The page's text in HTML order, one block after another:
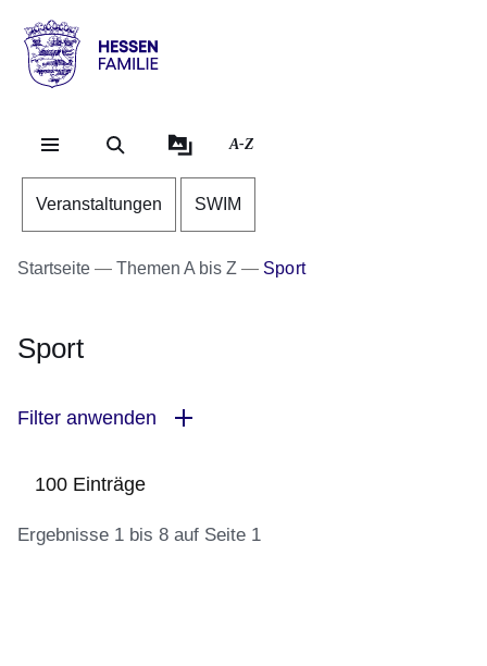
Hessen
Familie
A-Z
Veranstaltungen SWIM
Startseite Themen A bis Z Sport
Sport
Filter anwenden
100 Einträge
Ergebnisse 1 bis 8 auf Seite 1